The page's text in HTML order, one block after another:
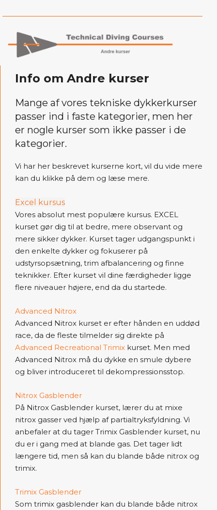
Info om Andre kurser
Mange af vores tekniske dykkerkurser
passer ind i faste kategorier, men her
er nogle kurser som ikke passer i de
kategorier.
Vi har her beskrevet kurserne kort, vil du vide mere
kan du klikke på dem og læse mere.
Excel kursus
Vores absolut mest populære kursus. EXCEL
kurset gør dig til at bedre, mere observant og
mere sikker dykker. Kurset tager udgangspunkt i
den enkelte dykker og fokuserer på
udstyrsopsætning, trim afbalancering og finne
teknikker. Efter kurset vil dine færdigheder ligge
flere niveauer højere, end da du startede.
Advanced Nitrox
Advanced Nitrox kurset er efter hånden en uddød
race, da de fleste tilmelder sig direkte på
Advanced Recreational Trimix kurset. Men med
Advanced Nitrox må du dykke en smule dybere
og bliver introduceret til dekompressionsstop.
Nitrox Gasblender
På Nitrox Gasblender kurset, lærer du at mixe
nitrox gasser ved hjælp af partialtryksfyldning. Vi
anbefaler at du tager Trimix Gasblender kurset, nu
du er i gang med at blande gas. Det tager lidt
længere tid, men så kan du blande både nitrox og
trimix.
Trimix Gasblender
Som trimix gasblender kan du blande både nitrox